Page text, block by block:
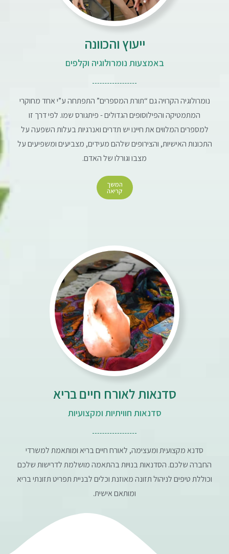
ייעוץ והכוונה
באמצעות נומרולוגיה וקלפים
נומרולוגיה הקרויה גם “תורת המספרים” התפתחה ע”י אחד מחוקרי
המתמטיקה והפילוסופים הגדולים - פיתגורס שמו. לפי דרך זו
למספרים המלווים את חיינו יש תדרים ואנרגיות בעלות השפעה על
התכונות האישיות, והצירופים שלהם מעידים, מצביעים ומשפיעים על
מצבו וגורלו של האדם.
המשך
קריאה
סדנאות לאורח חיים בריא
סדנאות חוויתיות ומקצועיות
סדנא מקצועית ומעצימה, לאורח חיים בריא ומותאמת למשרדי
החברה שלכם. הסדנאות בנויות בהתאמה מושלמת לדרישות שלכם
וכוללת טיפים לניהול תזונה מאוזנת וכלים לבניית תפריט תזונתי בריא
ומותאם אישית.